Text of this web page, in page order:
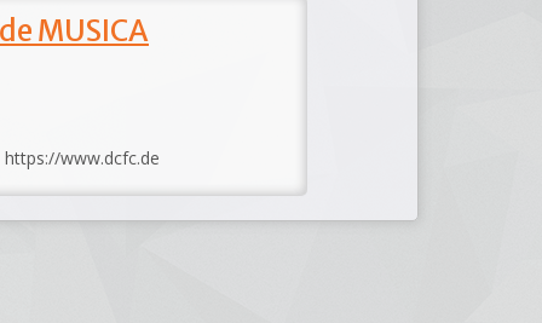
MUSICA
https://www.dcfc.de